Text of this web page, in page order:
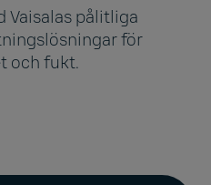
Vaisalas pålitliga
för
och fukt.